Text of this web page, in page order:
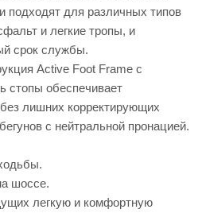
подходят для различных типов
и легкие тропы, и
срок службы.
Active Foot Frame с
стопы обеспечивает
лишних корректирующих
с нейтральной пронацией.
шоссе.
легкую и комфортную